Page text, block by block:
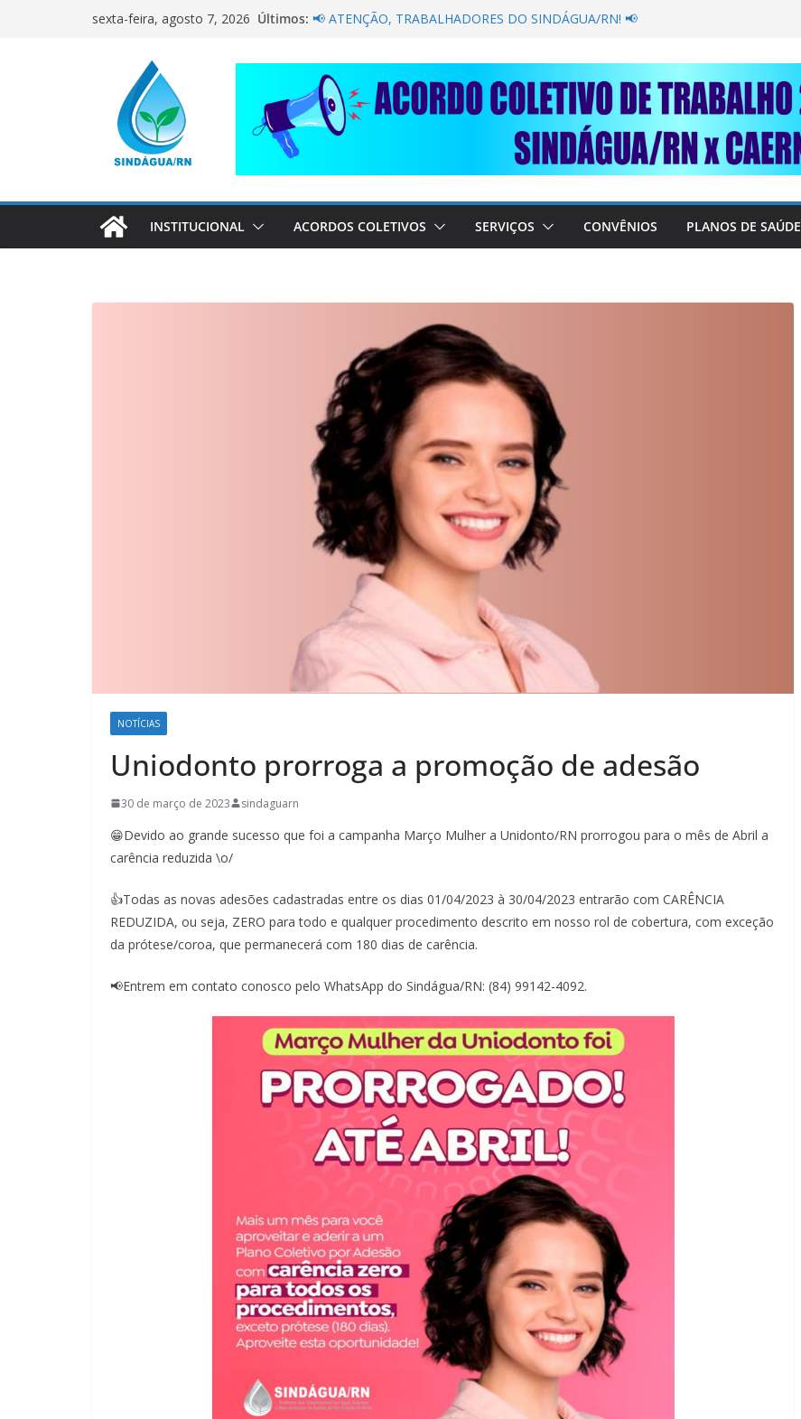
sexta-feira, agosto 7, 2026 Últimos: NÃO DEIXE A GANÂNCIA SECAR SUA TORNEIRA: UNIDOS
Luiz Marinho!
ELE AVISOU SOBRE A SABESP! 🚨
CORRENTE DE SOLIDARIEDADE: AJUDE O NOSSO
COMPANHEIRO RAIMUNDO DA CAERN!
INSTITUCIONAL ACORDOS COLETIVOS SERVIÇOS CONVÊNIOS PLANOS DE SAÚDE
NOTÍCIAS
Uniodonto prorroga a promoção de adesão
30 de março de 2023 sindaguarn
😁Devido ao grande sucesso que foi a campanha Março Mulher a Unidonto/RN prorrogou para o mês de Abril a
carência reduzida \o/
👍Todas as novas adesões cadastradas entre os dias 01/04/2023 à 30/04/2023 entrarão com CARÊNCIA
REDUZIDA, ou seja, ZERO para todo e qualquer procedimento descrito em nosso rol de cobertura, com exceção
da prótese/coroa, que permanecerá com 180 dias de carência.
📢Entrem em contato conosco pelo WhatsApp do Sindágua/RN: (84) 99142-4092.